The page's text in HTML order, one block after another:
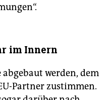
im Innern
werden, dem
Partner zustimmen.